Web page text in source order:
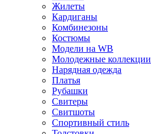
Жилеты
Кардиганы
Комбинезоны
Костюмы
Модели на WB
Молодежные коллекции
Нарядная одежда
Платья
Рубашки
Свитеры
Свитшоты
Спортивный стиль